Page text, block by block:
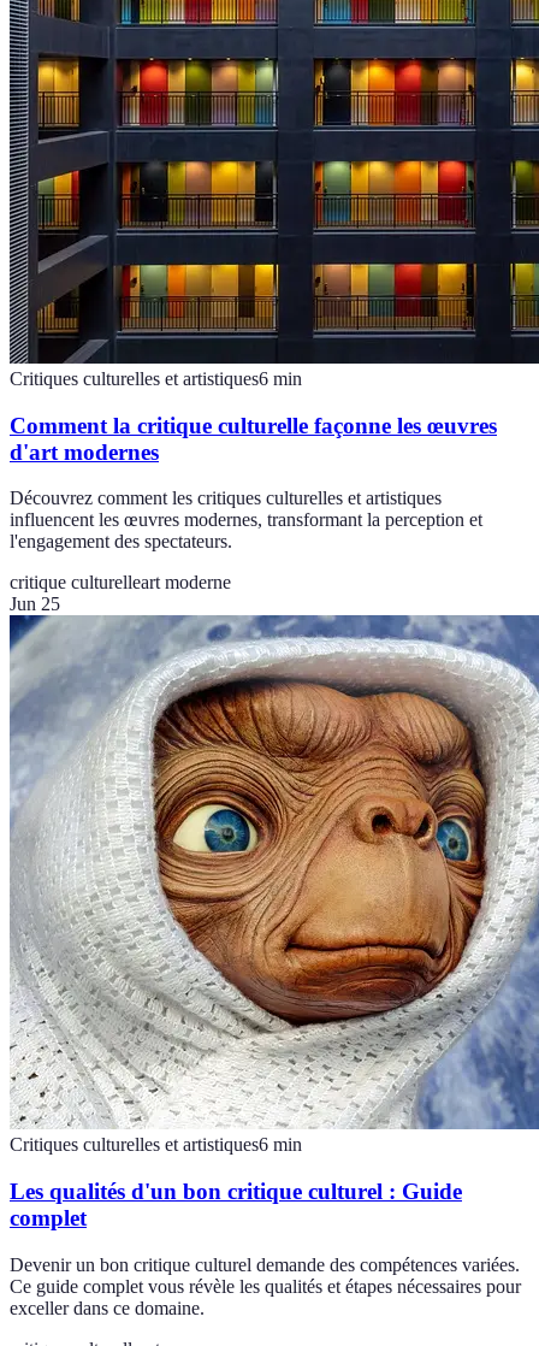
Critiques culturelles et artistiques6 min
Comment la critique culturelle façonne les œuvres
d'art modernes
Découvrez comment les critiques culturelles et artistiques
influencent les œuvres modernes, transformant la perception et
l'engagement des spectateurs.
critique culturelleart moderne
Jun 25
Critiques culturelles et artistiques6 min
Les qualités d'un bon critique culturel : Guide
complet
Devenir un bon critique culturel demande des compétences variées.
Ce guide complet vous révèle les qualités et étapes nécessaires pour
exceller dans ce domaine.